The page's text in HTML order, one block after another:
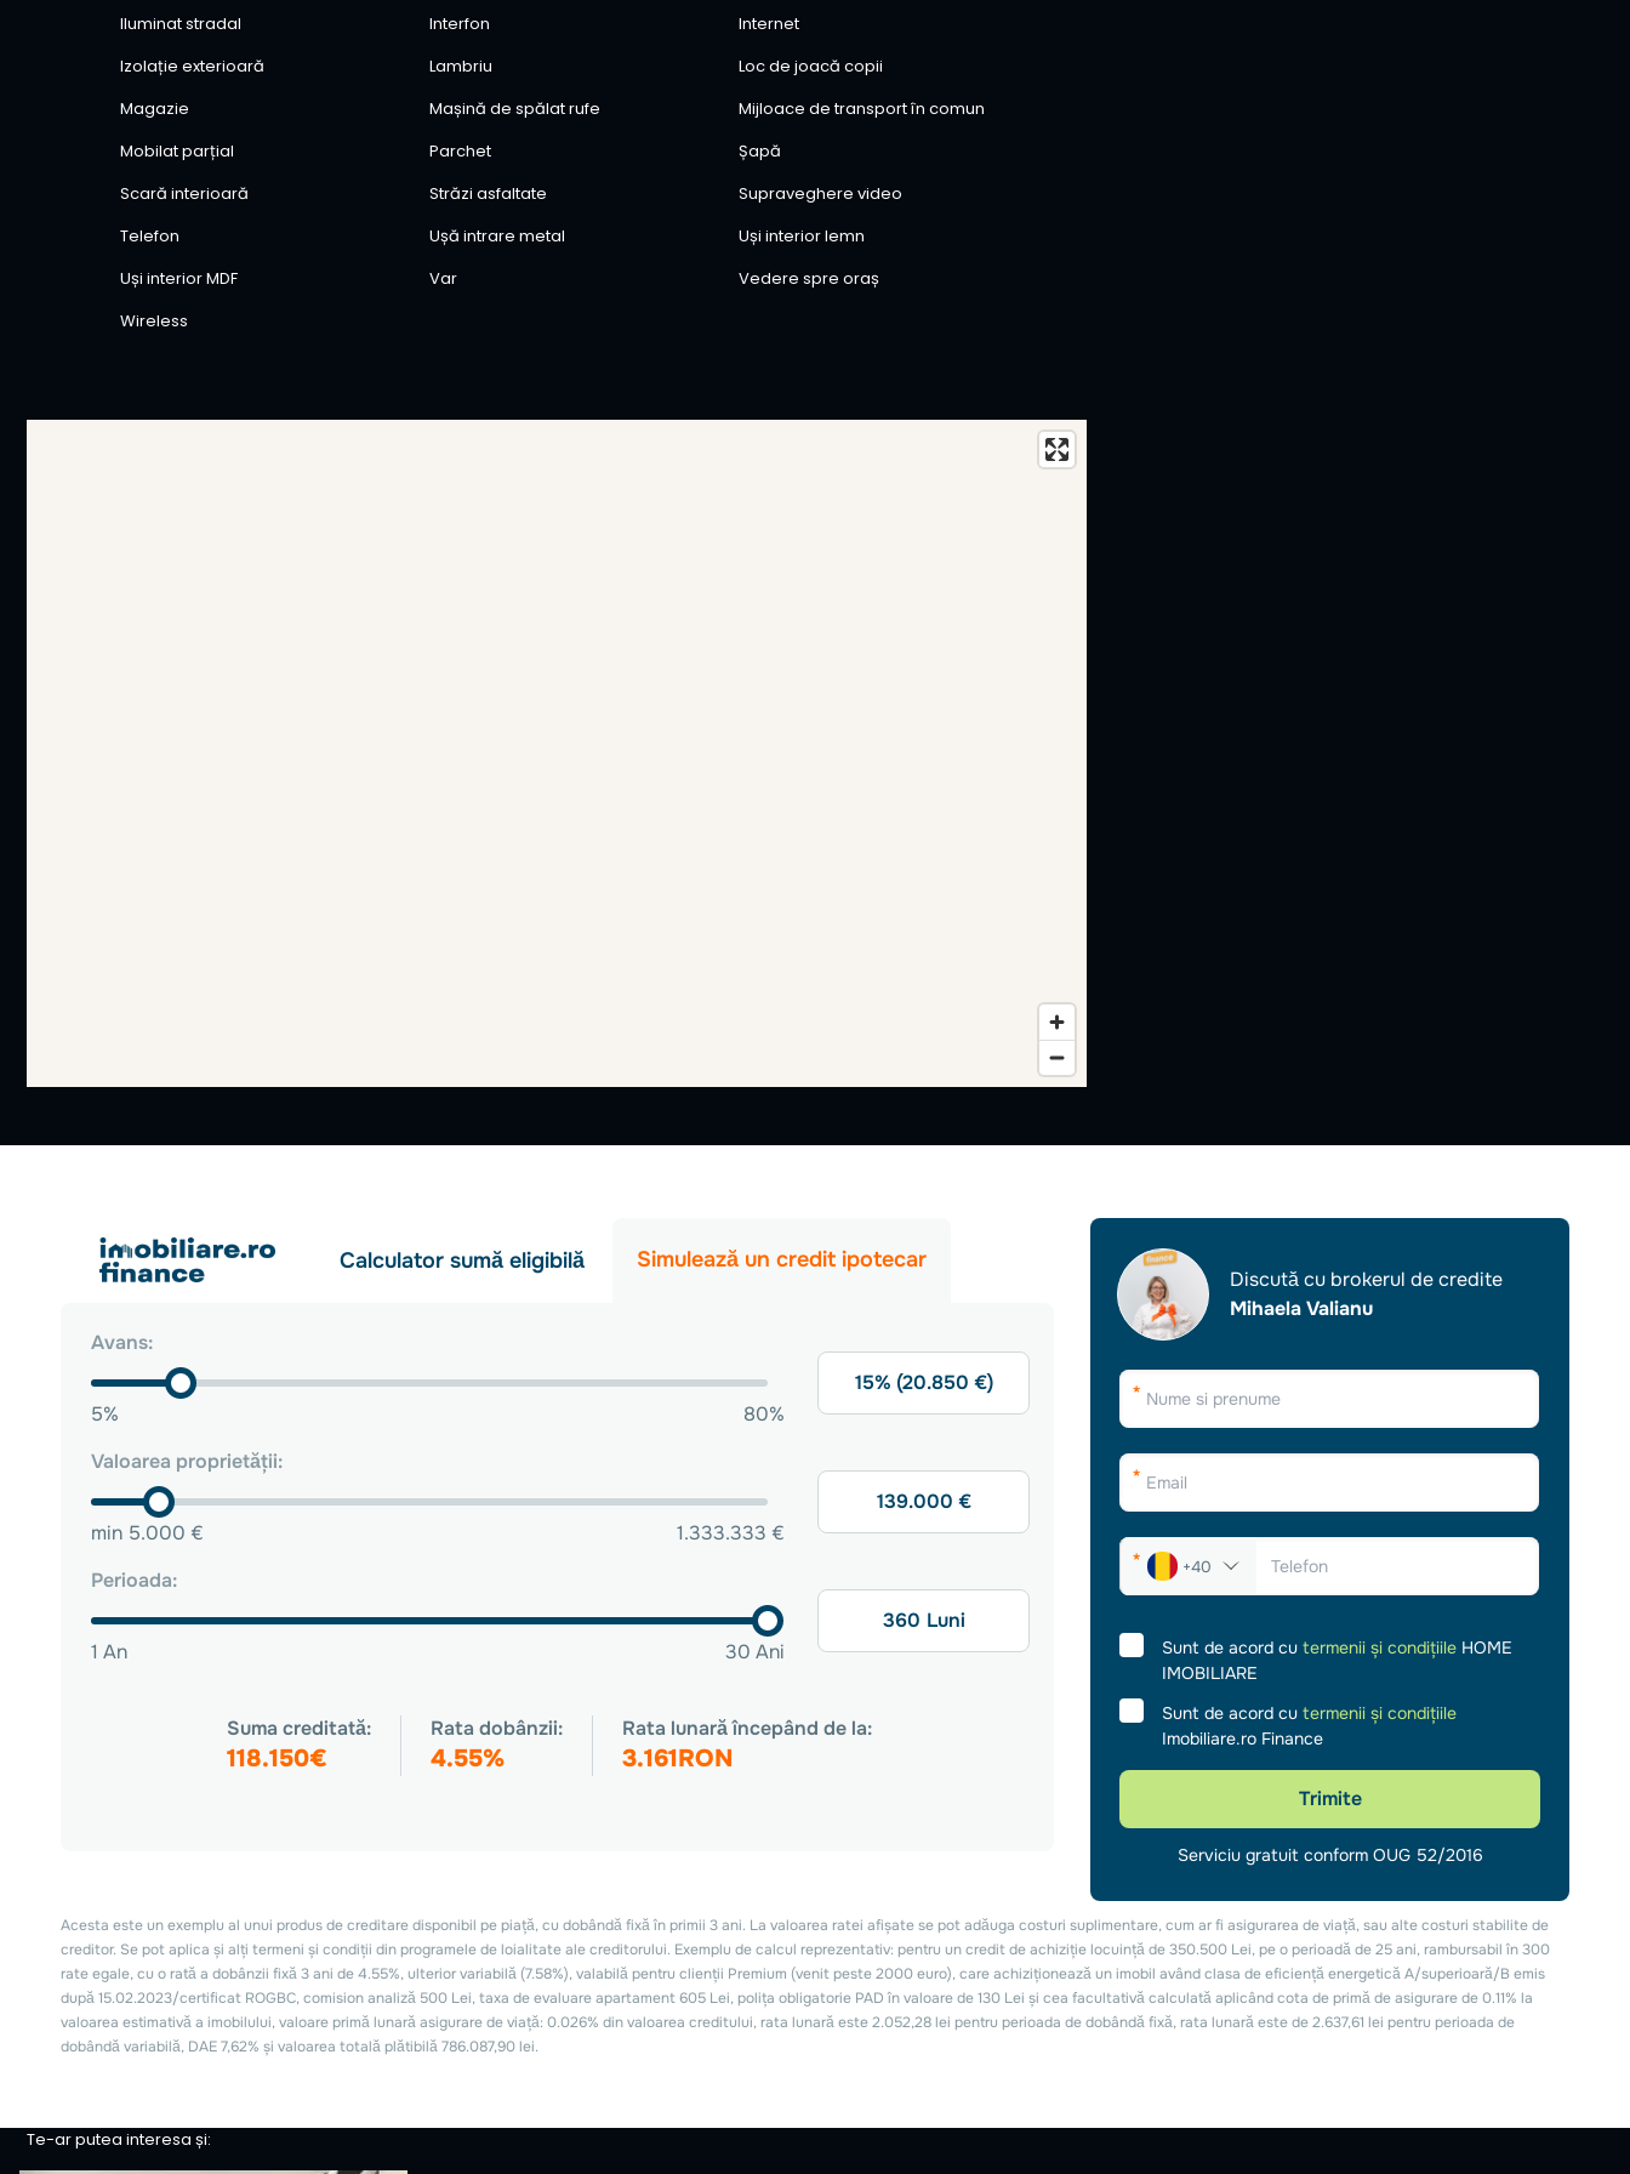
Iluminat stradal
Interfon
Internet
Izolație exterioară
Lambriu
Loc de joacă copii
Magazie
Mașină de spălat rufe
Mijloace de transport în comun
Mobilat parțial
Parchet
Șapă
Scară interioară
Străzi asfaltate
Supraveghere video
Telefon
Ușă intrare metal
Uși interior lemn
Uși interior MDF
Var
Vedere spre oraș
Wireless
Te-ar putea interesa și: